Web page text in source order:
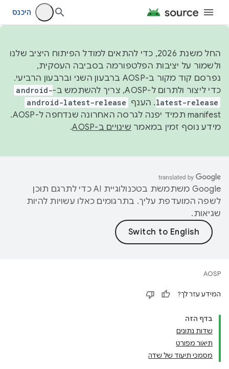
היכנס
החל משנת 2026, כדי להתאים למודל הפיתוח היציב שלנו
ולשמור על יציבות הפלטפורמה בסביבה העסקית,
נפרסם קוד מקור ב-AOSP ברבעון השני וברבעון הרביעי.
כדי ליצור ולתרום ל-AOSP, צריך להשתמש ב-
android-
latest-release. הענף android-latest-release
manifest תמיד יפנה לגרסה האחרונה שנדחפה ל-AOSP.
מידע נוסף זמין במאמר שינויים ב-AOSP .
‫Google משתמשת בטכנולוגיית AI כדי לתרגם תוכן
לשפה המועדפת עליך. בתרגומים כאלו עשויות להיות
שגיאות.
AOSP
המידע עזר לך?
בדף הזה
שדות נתונים
תיאור מפורט
מסמכי תיעוד של שדה